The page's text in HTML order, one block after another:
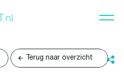
Terug naar overzicht